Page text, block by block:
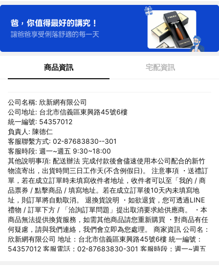
商品資訊 宅配資訊
公司名稱: 欣新網有限公司
公司地址: 台北市信義區東興路45號6樓
統一編號: 54357012
負責人: 陳德仁
客服聯繫方式: 02-87683830--301
客服時段: 週一~週五 9:30~18:00
其他說明事項: 配送辦法 完成付款後會儘速使用本公司配合的新竹
物流寄出，出貨時間三日工作天(不含例假日)。 注意事項 ・送禮訂
單，若在成立訂單時未填寫收件者地址，收件者可以至「我的 / 商
品票券 / 點擊商品 / 填寫地址。若在成立訂單後10天內未填寫地
址，則訂單將自動取消。 退換貨說明 ・如欲退貨，您可透過LINE
禮物 / 訂單下方 / 「洽詢訂單問題」提出取消要求給供應商。 ・本
商品無法提供換貨服務，如需其他商品請您重新購買 ・對商品有任
何疑慮，請與我們連絡，我們會立即為您處理。 商家資訊 公司名：
欣新網有限公司 地址：台北市信義區東興路45號6樓 統一編號：
54357012 客服電話：02-87683830-301 客服時段：週一~週五